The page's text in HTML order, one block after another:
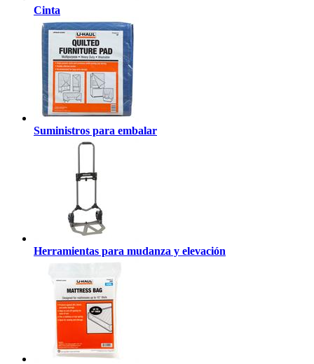
Cinta
Suministros para embalar
Herramientas para mudanza y elevación